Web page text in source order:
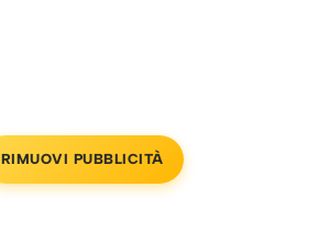
RIMUOVI PUBBLICITÀ